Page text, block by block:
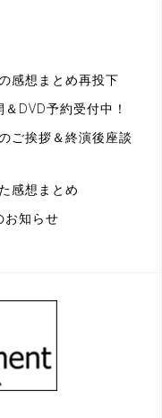
感想まとめ再投下
DVD予約受付中！
ご挨拶＆終演後座談
感想まとめ
お知らせ